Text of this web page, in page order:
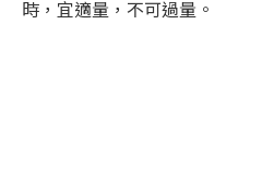
時，宜適量，不可過量。